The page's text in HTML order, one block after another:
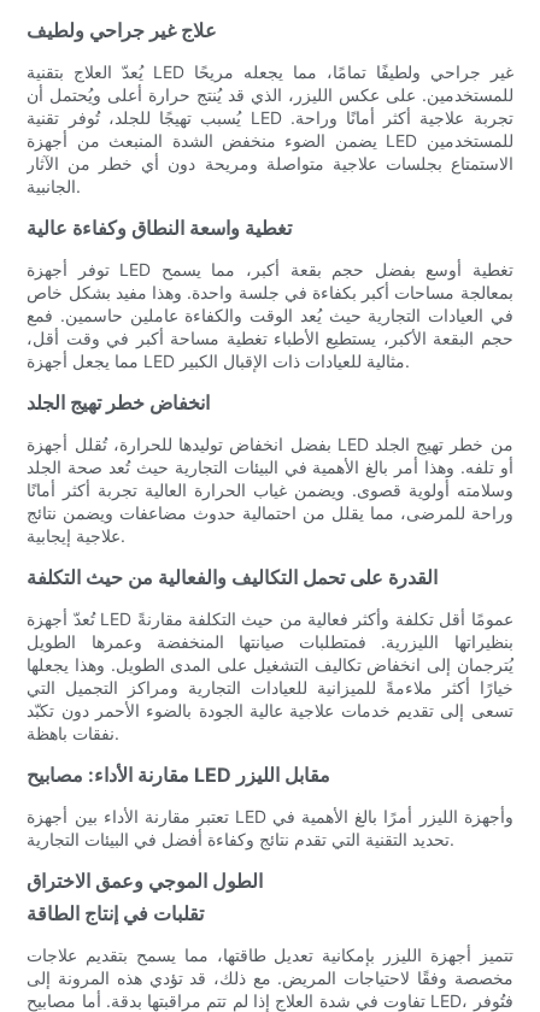
علاج غير جراحي ولطيف
يُعدّ العلاج بتقنية LED غير جراحي ولطيفًا تمامًا، مما يجعله مريحًا
للمستخدمين. على عكس الليزر، الذي قد يُنتج حرارة أعلى ويُحتمل أن
يُسبب تهيجًا للجلد، تُوفر تقنية LED تجربة علاجية أكثر أمانًا وراحة.
يضمن الضوء منخفض الشدة المنبعث من أجهزة LED للمستخدمين
الاستمتاع بجلسات علاجية متواصلة ومريحة دون أي خطر من الآثار
الجانبية.
تغطية واسعة النطاق وكفاءة عالية
توفر أجهزة LED تغطية أوسع بفضل حجم بقعة أكبر، مما يسمح
بمعالجة مساحات أكبر بكفاءة في جلسة واحدة. وهذا مفيد بشكل خاص
في العيادات التجارية حيث يُعد الوقت والكفاءة عاملين حاسمين. فمع
حجم البقعة الأكبر، يستطيع الأطباء تغطية مساحة أكبر في وقت أقل،
مما يجعل أجهزة LED مثالية للعيادات ذات الإقبال الكبير.
انخفاض خطر تهيج الجلد
بفضل انخفاض توليدها للحرارة، تُقلل أجهزة LED من خطر تهيج الجلد
أو تلفه. وهذا أمر بالغ الأهمية في البيئات التجارية حيث تُعد صحة الجلد
وسلامته أولوية قصوى. ويضمن غياب الحرارة العالية تجربة أكثر أمانًا
وراحة للمرضى، مما يقلل من احتمالية حدوث مضاعفات ويضمن نتائج
علاجية إيجابية.
القدرة على تحمل التكاليف والفعالية من حيث التكلفة
تُعدّ أجهزة LED عمومًا أقل تكلفة وأكثر فعالية من حيث التكلفة مقارنةً
بنظيراتها الليزرية. فمتطلبات صيانتها المنخفضة وعمرها الطويل
يُترجمان إلى انخفاض تكاليف التشغيل على المدى الطويل. وهذا يجعلها
خيارًا أكثر ملاءمةً للميزانية للعيادات التجارية ومراكز التجميل التي
تسعى إلى تقديم خدمات علاجية عالية الجودة بالضوء الأحمر دون تكبّد
نفقات باهظة.
مقارنة الأداء: مصابيح LED مقابل الليزر
تعتبر مقارنة الأداء بين أجهزة LED وأجهزة الليزر أمرًا بالغ الأهمية في
تحديد التقنية التي تقدم نتائج وكفاءة أفضل في البيئات التجارية.
الطول الموجي وعمق الاختراق
تقلبات في إنتاج الطاقة
تتميز أجهزة الليزر بإمكانية تعديل طاقتها، مما يسمح بتقديم علاجات
مخصصة وفقًا لاحتياجات المريض. مع ذلك، قد تؤدي هذه المرونة إلى
تفاوت في شدة العلاج إذا لم تتم مراقبتها بدقة. أما مصابيح LED، فتُوفر